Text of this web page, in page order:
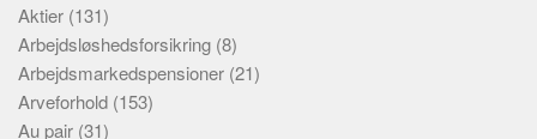
Aktier (131)
Arbejdsløshedsforsikring (8)
Arbejdsmarkedspensioner (21)
Arveforhold (153)
Au pair (31)